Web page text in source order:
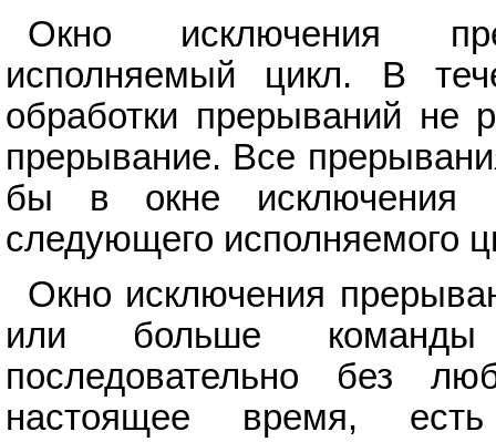
Окно исключения
исполняемый цикл. В
обработки прерываний не
прерывание. Все
бы в окне исключения
следующего исполняемого
Окно исключения
или больше
последовательно без
настоящее время,